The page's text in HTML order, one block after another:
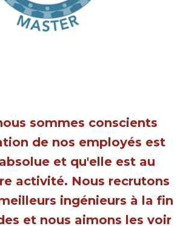
sommes conscients
de nos employés est
et qu'elle est au
activité. Nous recrutons
ingénieurs à la fin
et nous aimons les voir